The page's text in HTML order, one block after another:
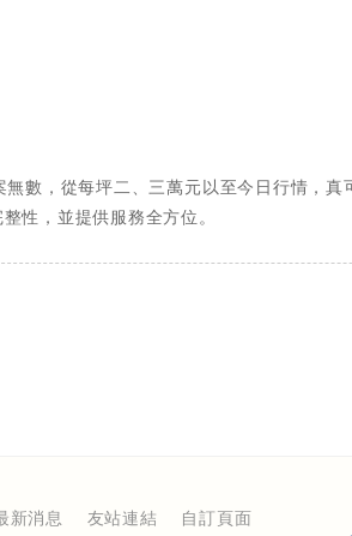
數，從每坪二、三萬元以至今日行情，
性，並提供服務全方位。
新消息 友站連結 自訂頁面